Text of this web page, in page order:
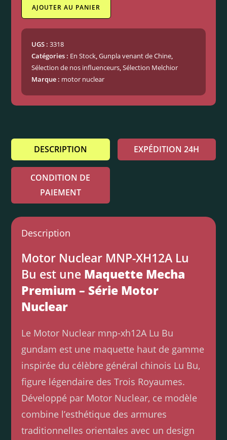
AJOUTER AU PANIER
UGS :3318
Catégories : En Stock,Gunpla venant de Chine,
Sélection de nos influenceurs,Sélection Melchior
Marque : motor nuclear
DESCRIPTION EXPÉDITION 24H
CONDITION DE
PAIEMENT
Description
Motor Nuclear MNP-XH12A Lu
Bu est une Maquette Mecha
Premium – Série Motor
Nuclear
Le Motor Nuclear mnp-xh12A Lu Bu
gundam est une maquette haut de gamme
inspirée du célèbre général chinois Lu Bu,
figure légendaire des Trois Royaumes.
Développé par Motor Nuclear, ce modèle
combine l’esthétique des armures
traditionnelles orientales avec un design